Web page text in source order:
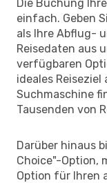
Die Buchung
einfach. Geben
als Ihre Abflug-
Reisedaten aus
verfügbaren
ideales
Suchmaschine
Tausenden von
Darüber hinaus
Choice"-Option,
Option für Ihren